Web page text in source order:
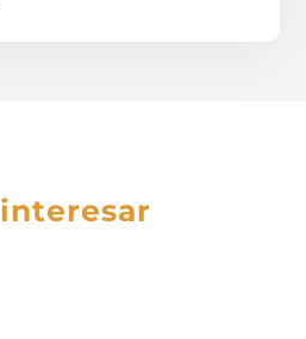
interesar